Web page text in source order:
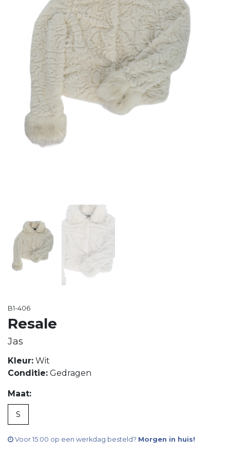
B1-406
Resale
Jas
Kleur: Wit
Conditie: Gedragen
Maat:
S
Voor 15:00 op een werkdag besteld? Morgen in huis!